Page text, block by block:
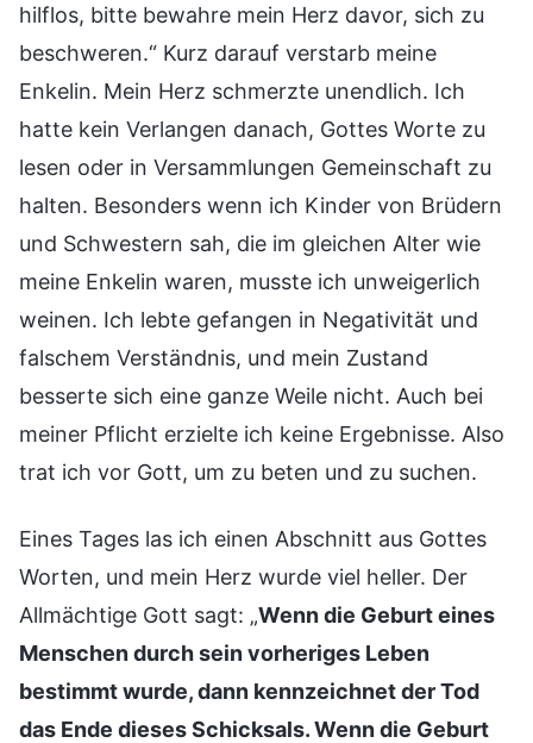
hilflos, bitte bewahre mein Herz davor, sich zu
beschweren.“ Kurz darauf verstarb meine
Enkelin. Mein Herz schmerzte unendlich. Ich
hatte kein Verlangen danach, Gottes Worte zu
lesen oder in Versammlungen Gemeinschaft zu
halten. Besonders wenn ich Kinder von Brüdern
und Schwestern sah, die im gleichen Alter wie
meine Enkelin waren, musste ich unweigerlich
weinen. Ich lebte gefangen in Negativität und
falschem Verständnis, und mein Zustand
besserte sich eine ganze Weile nicht. Auch bei
meiner Pflicht erzielte ich keine Ergebnisse. Also
trat ich vor Gott, um zu beten und zu suchen.
Eines Tages las ich einen Abschnitt aus Gottes
Worten, und mein Herz wurde viel heller. Der
Allmächtige Gott sagt: „Wenn die Geburt eines
Menschen durch sein vorheriges Leben
bestimmt wurde, dann kennzeichnet der Tod
das Ende dieses Schicksals. Wenn die Geburt